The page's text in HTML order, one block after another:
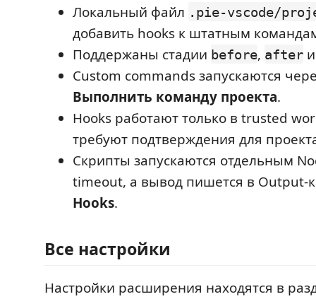
Локальный файл .pie-vscode/
добавить hooks к штатным
Поддержаны стадии before, after
Custom commands запускаются
Выполнить команду проекта.
Hooks работают только в trusted
требуют подтверждения для
Скрипты запускаются отдельным
timeout, а вывод пишется в Output-
Hooks.
Все настройки
Настройки расширения находятся в